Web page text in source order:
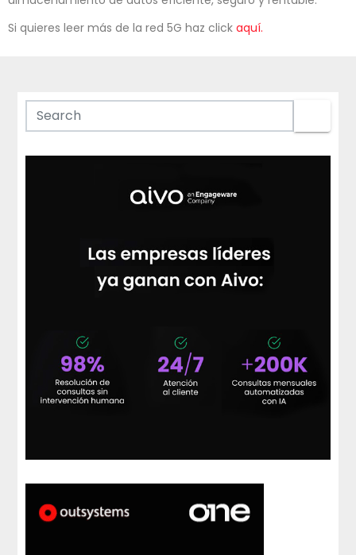
Si quieres leer más de la red 5G haz click aquí.